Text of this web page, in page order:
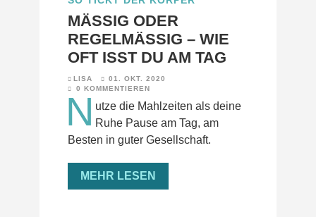
MÄSSIG ODER R
EGELMÄSSIG – WIE OF
T ISST DU AM TAG
LISA
01. OKT. 2020
0 KOMMENTIEREN
N utze die Mahlzeiten als deine
Ruhe Pause am Tag, am
Besten in guter Gesellschaft.
MEHR LESEN